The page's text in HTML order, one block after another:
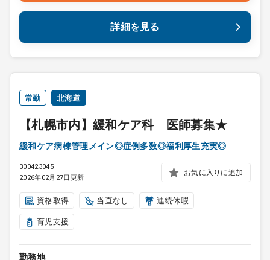
詳細を見る
常勤 北海道
【札幌市内】緩和ケア科 医師募集★
緩和ケア病棟管理メイン◎症例多数◎福利厚生充実◎
300423045
2026年02月27日更新
お気に入りに追加
資格取得 当直なし 連続休暇
育児支援
勤務地